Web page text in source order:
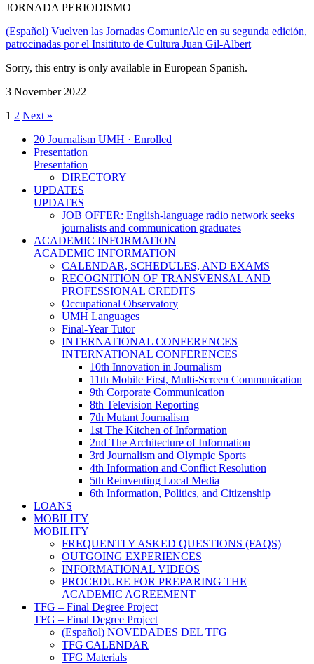
JORNADA PERIODISMO
(Español) Vuelven las Jornadas ComunicAlc en su segunda edición,
patrocinadas por el Insitituto de Cultura Juan Gil-Albert
Sorry, this entry is only available in European Spanish.
3 November 2022
1 2 Next »
20 Journalism UMH · Enrolled
Presentation
Presentation
DIRECTORY
UPDATES
UPDATES
JOB OFFER: English-language radio network seeks
journalists and communication graduates
ACADEMIC INFORMATION
ACADEMIC INFORMATION
CALENDAR, SCHEDULES, AND EXAMS
RECOGNITION OF TRANSVENSAL AND
PROFESSIONAL CREDITS
Occupational Observatory
UMH Languages
Final-Year Tutor
INTERNATIONAL CONFERENCES
INTERNATIONAL CONFERENCES
10th Innovation in Journalism
11th Mobile First, Multi-Screen Communication
9th Corporate Communication
8th Television Reporting
7th Mutant Journalism
1st The Kitchen of Information
2nd The Architecture of Information
3rd Journalism and Olympic Sports
4th Information and Conflict Resolution
5th Reinventing Local Media
6th Information, Politics, and Citizenship
LOANS
MOBILITY
MOBILITY
FREQUENTLY ASKED QUESTIONS (FAQS)
OUTGOING EXPERIENCES
INFORMATIONAL VIDEOS
PROCEDURE FOR PREPARING THE
ACADEMIC AGREEMENT
TFG – Final Degree Project
TFG – Final Degree Project
(Español) NOVEDADES DEL TFG
TFG CALENDAR
TFG Materials